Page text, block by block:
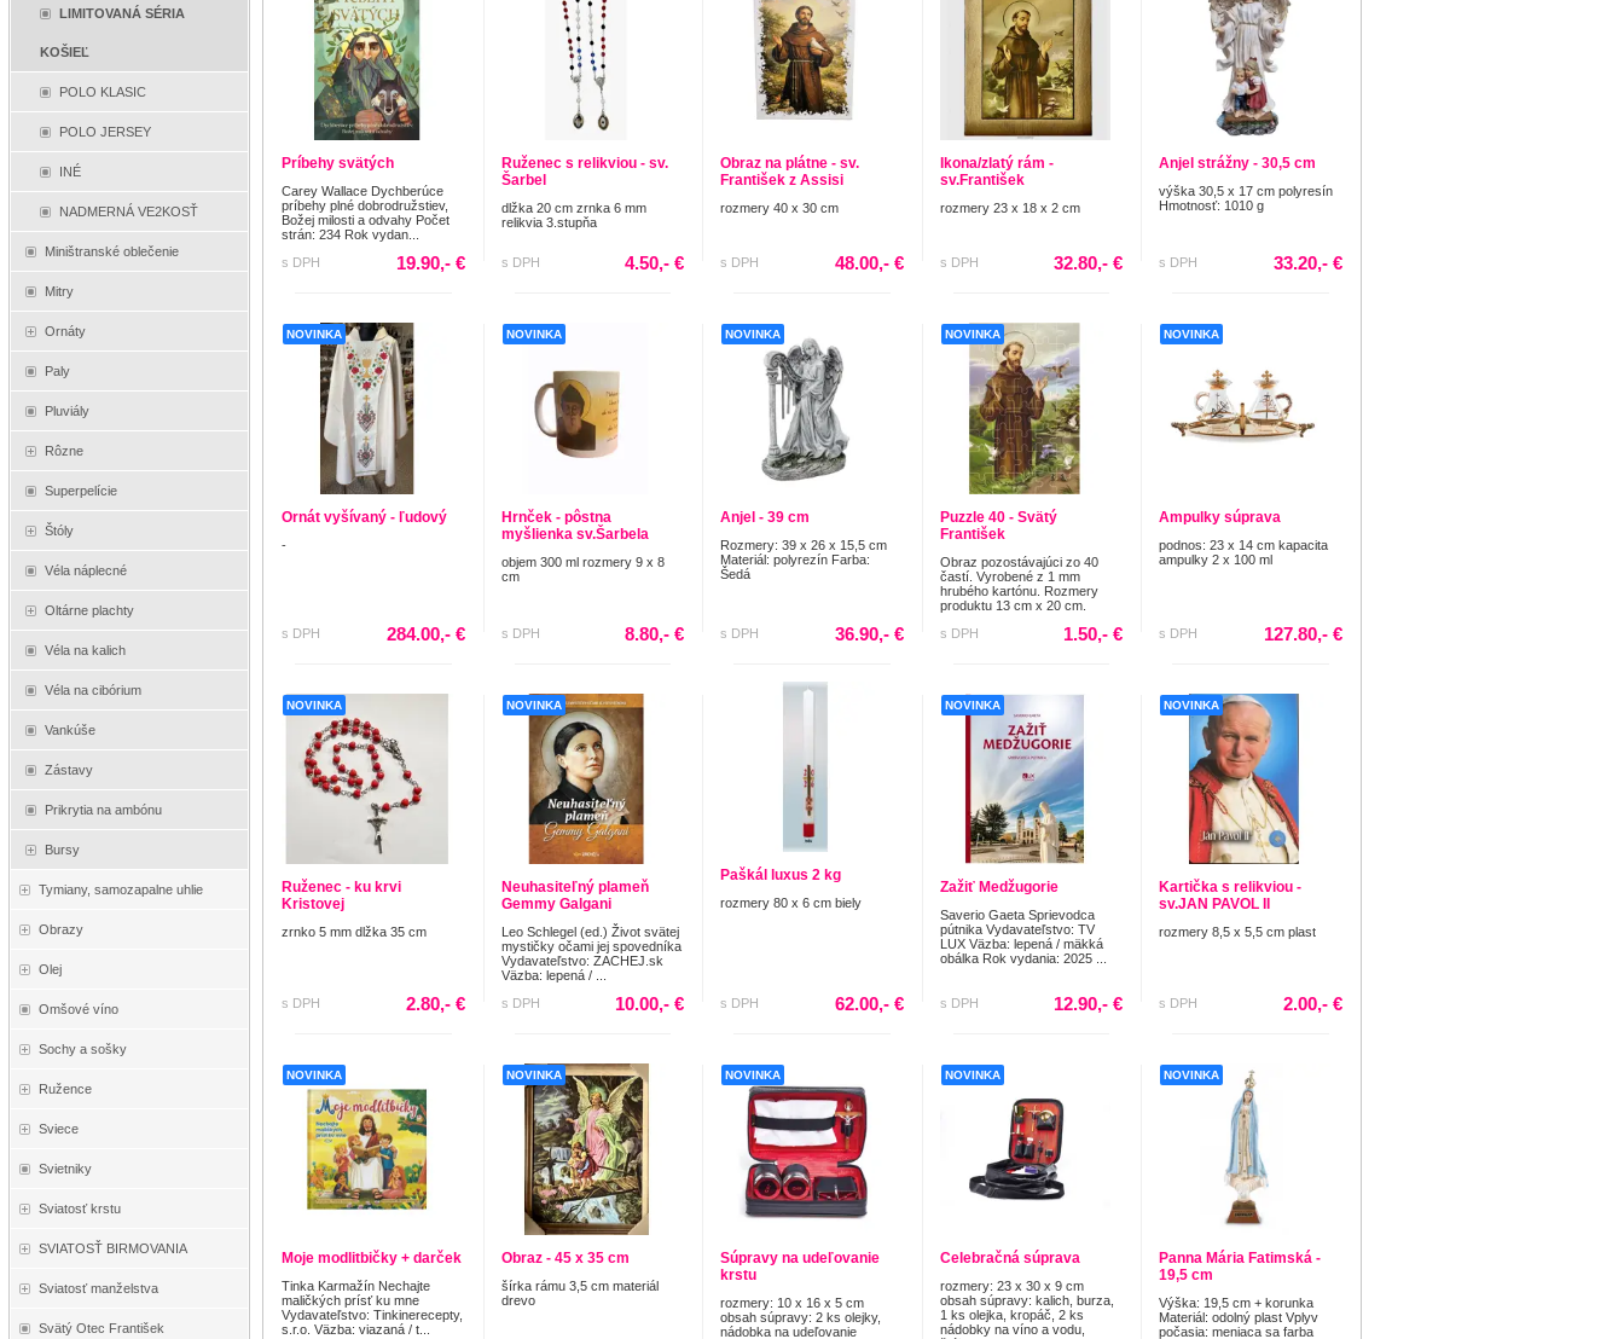
LIMITOVANÁ SÉRIA
KOŠIEĽ
POLO KLASIC
POLO JERSEY
INÉ
NADMERNÁ VE2KOSŤ
Miništranské oblečenie
Mitry
Ornáty
Paly
Pluviály
Rôzne
Superpelície
Štóly
Véla náplecné
Oltárne plachty
Véla na kalich
Véla na cibórium
Vankúše
Zástavy
Prikrytia na ambónu
Bursy
Tymiany, samozapalne uhlie
Obrazy
Olej
Omšové víno
Sochy a sošky
Ružence
Sviece
Svietniky
Sviatosť krstu
SVIATOSŤ BIRMOVANIA
Sviatosť manželstva
Svätý Otec František
Príbehy svätých
Carey Wallace Dychberúce
príbehy plné dobrodružstiev,
Božej milosti a odvahy Počet
strán: 234 Rok vydan...
s DPH
19.90,- €
Ruženec s relikviou - sv.
Šarbel
dlžka 20 cm zrnka 6 mm
relikvia 3.stupňa
s DPH 4.50,- €
Obraz na plátne - sv.
František z Assisi
rozmery 40 x 30 cm
s DPH 48.00,- €
Ikona/zlatý rám -
sv.František
rozmery 23 x 18 x 2 cm
s DPH 32.80,- €
Anjel strážny - 30,5 cm
výška 30,5 x 17 cm polyresín
Hmotnosť: 1010 g
s DPH 33.20,- €
NOVINKA
Ornát vyšívaný - ľudový
-
s DPH 284.00,- €
NOVINKA
Hrnček - pôstna
myšlienka sv.Šarbela
objem 300 ml rozmery 9 x 8
cm
s DPH 8.80,- €
NOVINKA
Anjel - 39 cm
Rozmery: 39 x 26 x 15,5 cm
Materiál: polyrezín Farba:
Šedá
s DPH 36.90,- €
NOVINKA
Puzzle 40 - Svätý
František
Obraz pozostávajúci zo 40
častí. Vyrobené z 1 mm
hrubého kartónu. Rozmery
produktu 13 cm x 20 cm.
s DPH
1.50,- €
NOVINKA
Ampulky súprava
podnos: 23 x 14 cm kapacita
ampulky 2 x 100 ml
s DPH 127.80,- €
NOVINKA
Ruženec - ku krvi
Kristovej
zrnko 5 mm dlžka 35 cm
s DPH 2.80,- €
NOVINKA
Neuhasiteľný plameň
Gemmy Galgani
Leo Schlegel (ed.) Život svätej
mystičky očami jej spovedníka
Vydavateľstvo: ZACHEJ.sk
Väzba: lepená / ...
s DPH
10.00,- €
Paškál luxus 2 kg
rozmery 80 x 6 cm biely
s DPH 62.00,- €
NOVINKA
Zažiť Medžugorie
Saverio Gaeta Sprievodca
pútnika Vydavateľstvo: TV
LUX Väzba: lepená / mäkká
obálka Rok vydania: 2025 ...
s DPH 12.90,- €
NOVINKA
Kartička s relikviou -
sv.JAN PAVOL II
rozmery 8,5 x 5,5 cm plast
s DPH 2.00,- €
NOVINKA
Moje modlitbičky + darček
Tinka Karmažín Nechajte
maličkých prísť ku mne
Vydavateľstvo: Tinkinerecepty,
s.r.o. Väzba: viazaná / t...
NOVINKA
Obraz - 45 x 35 cm
šírka rámu 3,5 cm materiál
drevo
NOVINKA
Súpravy na udeľovanie
krstu
rozmery: 10 x 16 x 5 cm
obsah súpravy: 2 ks olejky,
nádobka na udeľovanie
NOVINKA
Celebračná súprava
rozmery: 23 x 30 x 9 cm
obsah súpravy: kalich, burza,
1 ks olejka, kropáč, 2 ks
nádobky na víno a vodu,
NOVINKA
Panna Mária Fatimská -
19,5 cm
Výška: 19,5 cm + korunka
Materiál: odolný plast Vplyv
počasia: meniaca sa farba